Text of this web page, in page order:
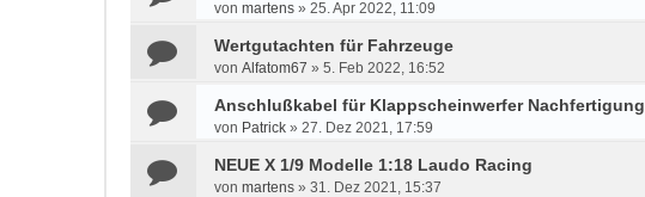
von martens » 25. Apr 2022, 11:09
Wertgutachten für Fahrzeuge
von Alfatom67 » 5. Feb 2022, 16:52
Anschlußkabel für Klappscheinwerfer Nachfertigung
von Patrick » 27. Dez 2021, 17:59
NEUE X 1/9 Modelle 1:18 Laudo Racing
von martens » 31. Dez 2021, 15:37